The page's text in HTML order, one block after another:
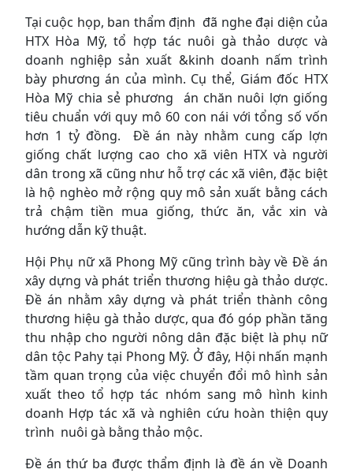
Tại cuộc họp, ban thẩm định đã nghe đại diện của
HTX Hòa Mỹ, tổ hợp tác nuôi gà thảo dược và
doanh nghiệp sản xuất &kinh doanh nấm trình
bày phương án của mình. Cụ thể, Giám đốc HTX
Hòa Mỹ chia sẻ phương án chăn nuôi lợn giống
tiêu chuẩn với quy mô 60 con nái với tổng số vốn
hơn 1 tỷ đồng. Đề án này nhằm cung cấp lợn
giống chất lượng cao cho xã viên HTX và người
dân trong xã cũng như hỗ trợ các xã viên, đặc biệt
là hộ nghèo mở rộng quy mô sản xuất bằng cách
trả chậm tiền mua giống, thức ăn, vắc xin và
hướng dẫn kỹ thuật.
Hội Phụ nữ xã Phong Mỹ cũng trình bày về Đề án
xây dựng và phát triển thương hiệu gà thảo dược.
Đề án nhằm xây dựng và phát triển thành công
thương hiệu gà thảo dược, qua đó góp phần tăng
thu nhập cho người nông dân đặc biệt là phụ nữ
dân tộc Pahy tại Phong Mỹ. Ở đây, Hội nhấn mạnh
tầm quan trọng của việc chuyển đổi mô hình sản
xuất theo tổ hợp tác nhóm sang mô hình kinh
doanh Hợp tác xã và nghiên cứu hoàn thiện quy
trình nuôi gà bằng thảo mộc.
Đề án thứ ba được thẩm định là đề án về Doanh